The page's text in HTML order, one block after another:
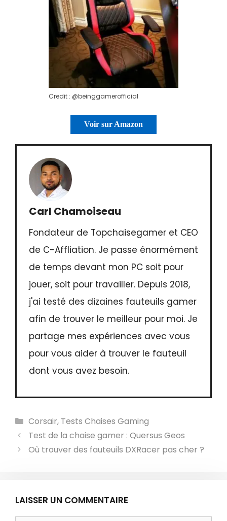
Credit : @beinggamerofficial
Voir sur Amazon
Carl Chamoiseau
Fondateur de Topchaisegamer et CEO
de C-Affliation. Je passe énormément
de temps devant mon PC soit pour
jouer, soit pour travailler. Depuis 2018,
j'ai testé des dizaines fauteuils gamer
afin de trouver le meilleur pour moi. Je
partage mes expériences avec vous
pour vous aider à trouver le fauteuil
dont vous avez besoin.
Catégories
Corsair, Tests Chaises Gaming
Test de la chaise gamer : Quersus Geos
Où trouver des fauteuils DXRacer pas cher ?
LAISSER UN COMMENTAIRE